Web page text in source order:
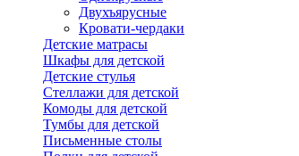
Двухъярусные
Кровати-чердаки
Детские матрасы
Шкафы для детской
Детские стулья
Стеллажи для детской
Комоды для детской
Тумбы для детской
Письменные столы